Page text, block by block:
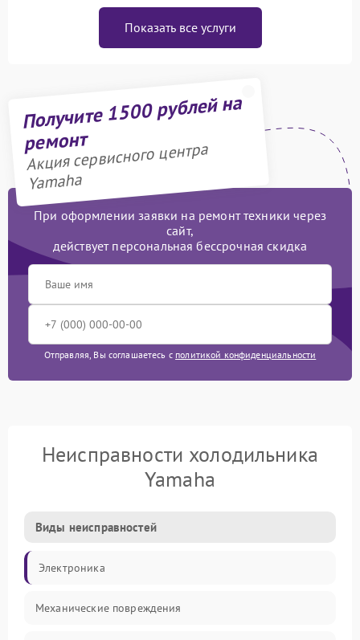
Показать все услуги
Получите 1500 рублей на
ремонт
Акция сервисного центра
Yamaha
При оформлении заявки на ремонт техники через
сайт,
действует персональная бессрочная скидка
Отправляя, Вы соглашаетесь с политикой конфиденциальности
Неисправности холодильника
Yamaha
Виды неисправностей
Электроника
Механические повреждения